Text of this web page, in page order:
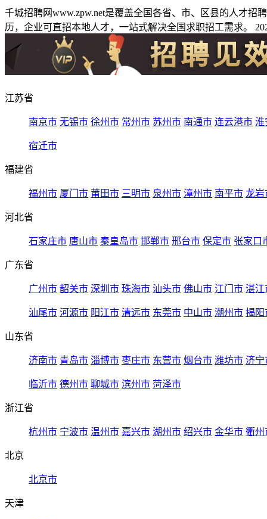
千城招聘网www.zpw.net是覆盖全国各省、市、区县的人才
历，企业可直招本地人才，一站式解决全国求职招工需求。
江苏省
南京市 无锡市 徐州市 常州市 苏州市 南通市 连云港市 淮
宿迁市
福建省
福州市 厦门市 莆田市 三明市 泉州市 漳州市 南平市 龙岩
河北省
石家庄市 唐山市 秦皇岛市 邯郸市 邢台市 保定市 张家口
广东省
广州市 韶关市 深圳市 珠海市 汕头市 佛山市 江门市 湛江
汕尾市 河源市 阳江市 清远市 东莞市 中山市 潮州市 揭阳
山东省
济南市 青岛市 淄博市 枣庄市 东营市 烟台市 潍坊市 济宁
临沂市 德州市 聊城市 滨州市 菏泽市
浙江省
杭州市 宁波市 温州市 嘉兴市 湖州市 绍兴市 金华市 衢州
北京
北京市
天津